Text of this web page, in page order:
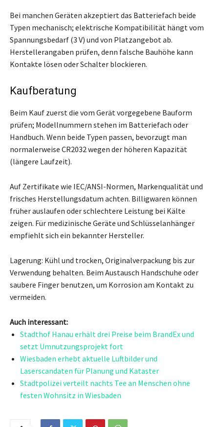
Bei manchen Geräten akzeptiert das Batteriefach beide
Typen mechanisch; elektrische Kompatibilität hängt vom
Spannungsbedarf (3 V) und von Platzangebot ab.
Herstellerangaben prüfen, denn falsche Bauhöhe kann
Kontakte lösen oder Schalter blockieren.
Kaufberatung
Beim Kauf zuerst die vom Gerät vorgegebene Bauform
prüfen; Modellnummern stehen im Batteriefach oder
Handbuch. Wenn beide Typen passen, bevorzugt man
normalerweise CR2032 wegen der höheren Kapazität
(längere Laufzeit).
Auf Zertifikate wie IEC/ANSI-Normen, Markenqualität und
frisches Herstellungsdatum achten. Billigwaren können
früher auslaufen oder schlechtere Leistung bei Kälte
zeigen. Für medizinische Geräte und Schlüsselanhänger
empfiehlt sich ein bekannter Hersteller.
Lagerung: Kühl und trocken, Originalverpackung bis zur
Verwendung behalten. Beim Austausch Handschuhe oder
saubere Finger benutzen, um Korrosion am Kontakt zu
vermeiden.
Auch interessant:
Stadthof Hanau erhält drei Preise beim BrandEx und
setzt Umnutzungsprojekt fort
Wiesbaden erhebt aktuelle Luftbilder und
Laserscandaten für Planung und Kataster
Stadtpolizei verteilt nachts Tee an Menschen ohne
festen Wohnsitz in Wiesbaden